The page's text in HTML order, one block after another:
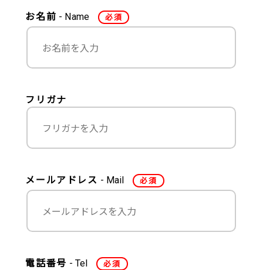
お名前 Name 必須
フリガナ
メールアドレス Mail 必須
電話番号 Tel 必須